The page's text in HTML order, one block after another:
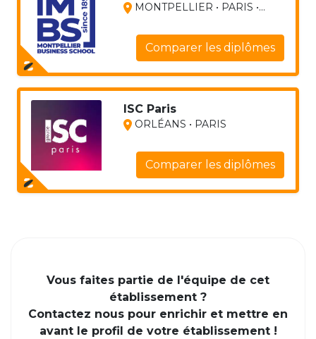
MONTPELLIER • PARIS •...
Comparer les diplômes
ISC Paris
ORLÉANS • PARIS
Comparer les diplômes
Vous faites partie de l'équipe de cet
établissement ?
Contactez nous pour enrichir et mettre en
avant le profil de votre établissement !